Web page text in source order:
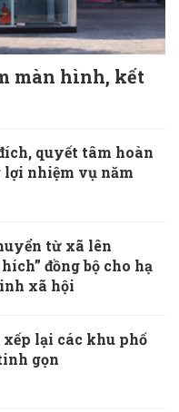
màn hình, kết
quyết tâm hoàn
nhiệm vụ năm
từ xã lên
đồng bộ cho hạ
xã hội
xếp lại các khu phố
gọn